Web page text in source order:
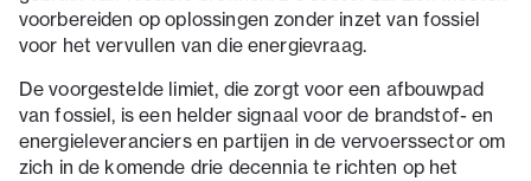
voorbereiden op oplossingen zonder inzet van fossiel
voor het vervullen van die energievraag.
De voorgestelde limiet, die zorgt voor een afbouwpad
van fossiel, is een helder signaal voor de brandstof- en
energieleveranciers en partijen in de vervoerssector om
zich in de komende drie decennia te richten op het